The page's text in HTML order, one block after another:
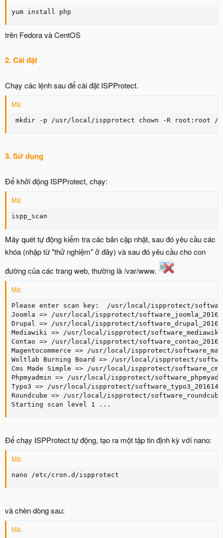
yum install php
trên Fedora và CentOS
2. Cài đặt
Chạy các lệnh sau để cài đặt ISPProtect.
Mã:
mkdir -p /usr/local/ispprotect chown -R root:root /
3. Sử dụng
Để khởi động ISPProtect, chạy:
Mã:
ispp_scan
Máy quét tự động kiểm tra các bản cập nhật, sau đó yêu cầu các
khóa (nhập từ "thử nghiệm" ở đây) và sau đó yêu cầu cho con
đường của các trang web, thường là /var/www.
Mã:
Please enter scan key:  /usr/local/ispprotect/
Joomla => /usr/local/ispprotect/
Drupal => /usr/local/ispprotect/
Mediawiki => /usr/local/ispprotect/
Contao => /usr/local/ispprotect/
Magentocommerce => /usr/local/ispprotect/
Woltlab Burning Board => /usr/local/ispprotect/
Cms Made Simple => /usr/local/ispprotect/
Phpmyadmin => /usr/local/ispprotect/
Typo3 => /usr/local/ispprotect/
Roundcube => /usr/local/ispprotect/
Starting scan level 1 ...
Để chạy ISPProtect tự động, tạo ra một tập tin định kỳ với nano:
Mã:
nano /etc/cron.d/ispprotect
và chèn dòng sau:
Mã: